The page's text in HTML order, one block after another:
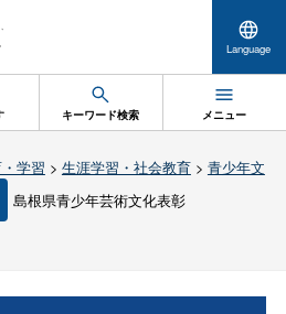
Language
キーワード検索 メニュー
学習 > 生涯学習・社会教育> 青少年文
島根県青少年芸術文化表彰